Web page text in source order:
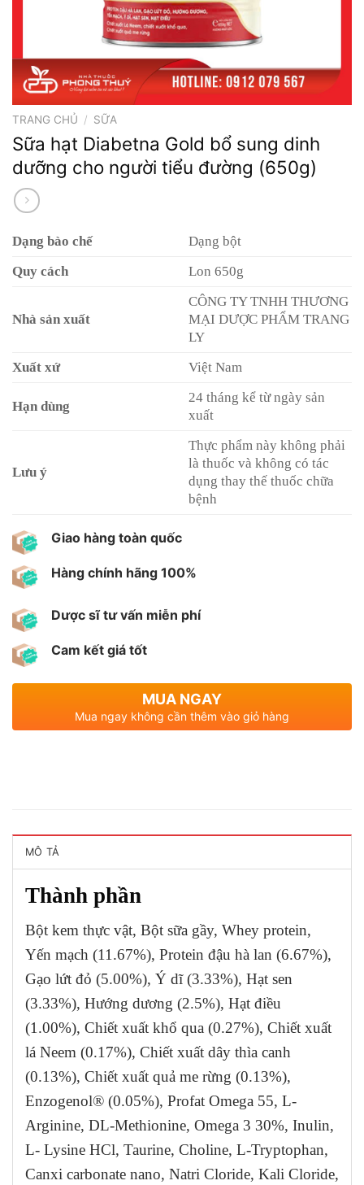
TRANG CHỦ / SỮA
Sữa hạt Diabetna Gold bổ sung dinh
dưỡng cho người tiểu đường (650g)
Dạng bào chế
Dạng bột
Quy cách
Lon 650g
Nhà sản xuất
CÔNG TY TNHH THƯƠNG
MẠI DƯỢC PHẨM TRANG
LY
Xuất xứ
Việt Nam
Hạn dùng
24 tháng kể từ ngày sản
xuất
Lưu ý
Thực phẩm này không phải
là thuốc và không có tác
dụng thay thế thuốc chữa
bệnh
Giao hàng toàn quốc
Hàng chính hãng 100%
Dược sĩ tư vấn miễn phí
Cam kết giá tốt
MUA NGAY
Mua ngay không cần thêm vào giỏ hàng
MÔ TẢ
Thành phần
Bột kem thực vật, Bột sữa gầy, Whey protein,
Yến mạch (11.67%), Protein đậu hà lan (6.67%),
Gạo lứt đỏ (5.00%), Ý dĩ (3.33%), Hạt sen
(3.33%), Hướng dương (2.5%), Hạt điều
(1.00%), Chiết xuất khổ qua (0.27%), Chiết xuất
lá Neem (0.17%), Chiết xuất dây thìa canh
(0.13%), Chiết xuất quả me rừng (0.13%),
Enzogenol® (0.05%), Profat Omega 55, L-
Arginine, DL-Methionine, Omega 3 30%, Inulin,
L- Lysine HCl, Taurine, Choline, L-Tryptophan,
Canxi carbonate nano, Natri Cloride, Kali Cloride,